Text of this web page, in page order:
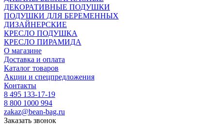
ДЕКОРАТИВНЫЕ ПОДУШКИ
ПОДУШКИ ДЛЯ БЕРЕМЕННЫХ
ДИЗАЙНЕРСКИЕ
КРЕСЛО ПОДУШКА
КРЕСЛО ПИРАМИДА
О магазине
Доставка и оплата
Каталог товаров
Акции и спецпредложения
Контакты
8 495 133-17-19
8 800 1000 994
zakaz@bean-bag.ru
Заказать звонок